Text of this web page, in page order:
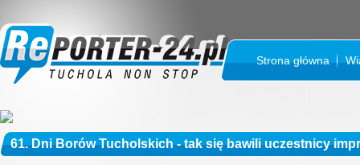
Strona główna
61. Dni Borów Tucholskich - tak się bawili uczestnicy